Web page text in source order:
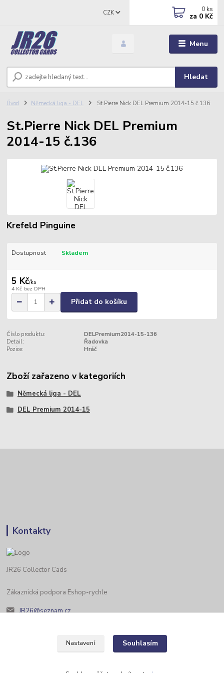
Menu
CZK
Hledat
0 ks
za 0 Kč
Úvod Německá liga - DEL St.Pierre Nick DEL Premium 2014-15 č.136
St.Pierre Nick DEL Premium
2014-15 č.136
Krefeld Pinguine
Dostupnost Skladem
5 Kč/ks
4 Kč bez DPH
Přidat do košíku
Číslo produktu:
DELPremium2014-15-136
Detail:
Řadovka
Pozice:
Hráč
Zboží zařazeno v kategoriích
Německá liga - DEL
DEL Premium 2014-15
Kontakty
JR26 Collector Cads
Zákaznická podpora Eshop-rychle
JR26@seznam.cz
Nastavení Souhlasím